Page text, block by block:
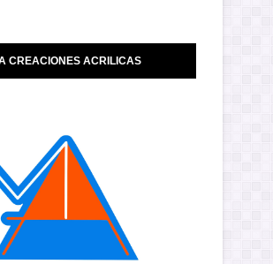
CREACIONES ACRILICAS